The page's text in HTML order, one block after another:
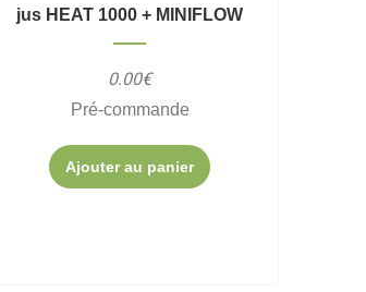
jus HEAT 1000 + MINIFLOW
0.00€
Pré-commande
Ajouter au panier